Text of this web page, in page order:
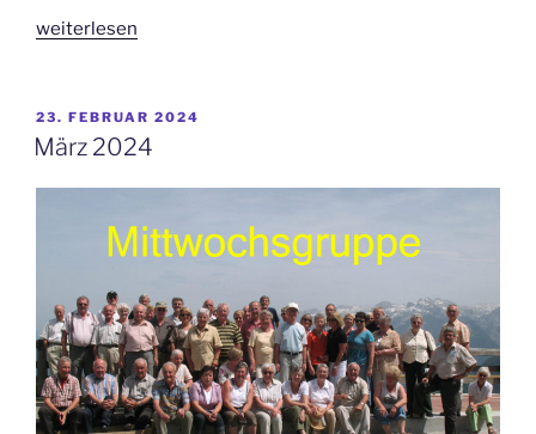
„April
weiterlesen
VERÖFFENTLICHT
AM
23. FEBRUAR 2024
März 2024